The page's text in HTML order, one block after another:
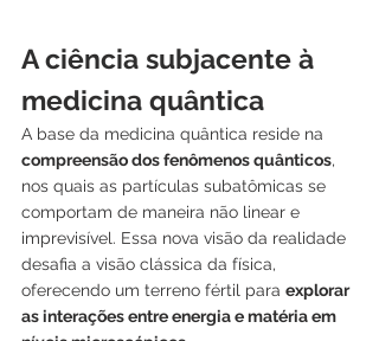
A ciência subjacente à
medicina quântica
A base da medicina quântica reside na
compreensão dos fenômenos quânticos,
nos quais as partículas subatômicas se
comportam de maneira não linear e
imprevisível. Essa nova visão da realidade
desafia a visão clássica da física,
oferecendo um terreno fértil para explorar
as interações entre energia e matéria em